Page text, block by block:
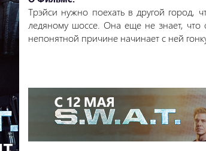
Трэйси нужно поехать в другой город,
ледяному шоссе. Она еще не знает, что
непонятной причине начинает с ней